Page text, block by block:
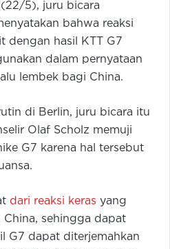
5), juru bicara
bahwa reaksi
dengan hasil KTT G7
dalam pernyataan
lembek bagi China.
di Berlin, juru bicara itu
Olaf Scholz memuji
G7 karena hal tersebut
dari reaksi keras yang
sehingga dapat
G7 dapat diterjemahkan